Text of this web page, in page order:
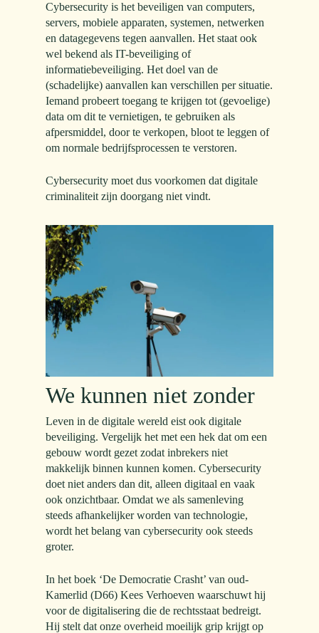
Cybersecurity is het beveiligen van computers,
servers, mobiele apparaten, systemen, netwerken
en datagegevens tegen aanvallen. Het staat ook
wel bekend als IT-beveiliging of
informatiebeveiliging. Het doel van de
(schadelijke) aanvallen kan verschillen per situatie.
Iemand probeert toegang te krijgen tot (gevoelige)
data om dit te vernietigen, te gebruiken als
afpersmiddel, door te verkopen, bloot te leggen of
om normale bedrijfsprocessen te verstoren.
Cybersecurity moet dus voorkomen dat digitale
criminaliteit zijn doorgang niet vindt.
We kunnen niet zonder
Leven in de digitale wereld eist ook digitale
beveiliging.Vergelijk het met een hek dat om een
gebouw wordt gezet zodat inbrekers niet
makkelijk binnen kunnen komen.Cybersecurity
doet niet anders dan dit, alleen digitaal en vaak
ook onzichtbaar. Omdat we als samenleving
steeds afhankelijker worden van technologie,
wordt het belang van cybersecurity ook steeds
groter.
In het boek ‘De Democratie Crasht’ van oud-
Kamerlid (D66) Kees Verhoeven waarschuwt hij
voor de digitalisering die de rechtsstaat bedreigt.
Hij stelt dat onze overheid moeilijk grip krijgt op